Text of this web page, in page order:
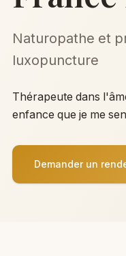
Naturopathe et
luxopuncture
Thérapeute dans
enfance que je me
Demander un